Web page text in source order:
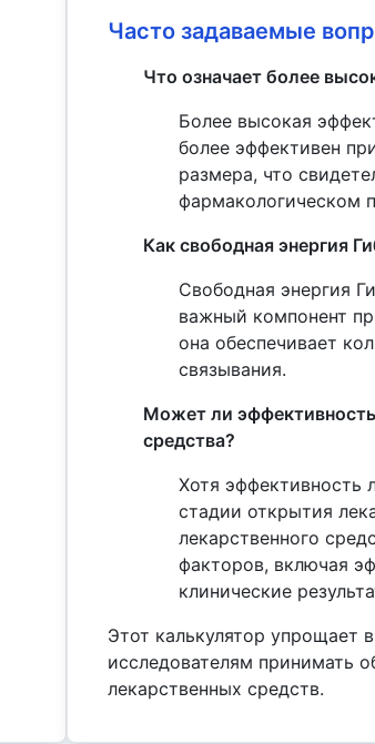
Часто задаваемые
Что означает более
Более высокая
более эффективен
размера, что
фармакологическом
Как свободная энергия
Свободная энергия
важный компонент
она обеспечивает
связывания.
Может ли эффективность
средства?
Хотя эффективность
стадии открытия
лекарственного
факторов, включая
клинические
Этот калькулятор упрощает
исследователям принимать
лекарственных средств.